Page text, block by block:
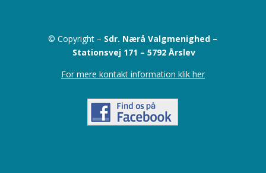
© Copyright – Sdr. Nærå Valgmenighed –
Stationsvej 171 –5792 Årslev
For mere kontakt information klik her